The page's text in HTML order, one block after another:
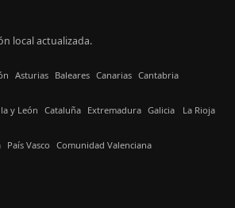
local actualizada.
Asturias Baleares Canarias Cantabria
y León Cataluña Extremadura Galicia La Rioja
País Vasco Comunidad Valenciana